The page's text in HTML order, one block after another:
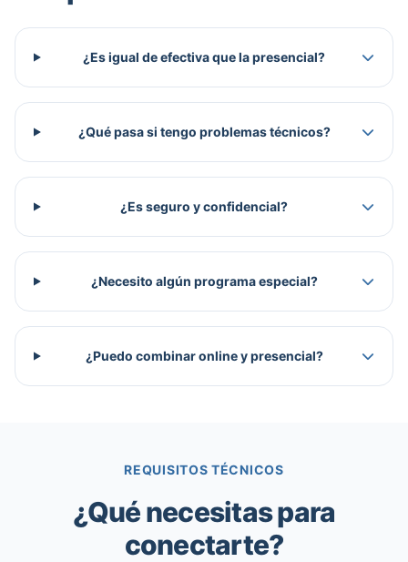
¿Es igual de efectiva que la presencial?
¿Qué pasa si tengo problemas técnicos?
¿Es seguro y confidencial?
¿Necesito algún programa especial?
¿Puedo combinar online y presencial?
REQUISITOS TÉCNICOS
¿Qué necesitas para
conectarte?